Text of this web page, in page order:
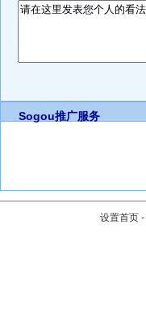
Sogou推广服务
设置首页 -